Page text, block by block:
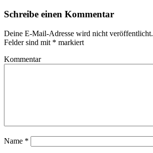
Schreibe einen Kommentar
Deine E-Mail-Adresse wird nicht veröffentlicht.
Felder sind mit * markiert
Kommentar
Name *